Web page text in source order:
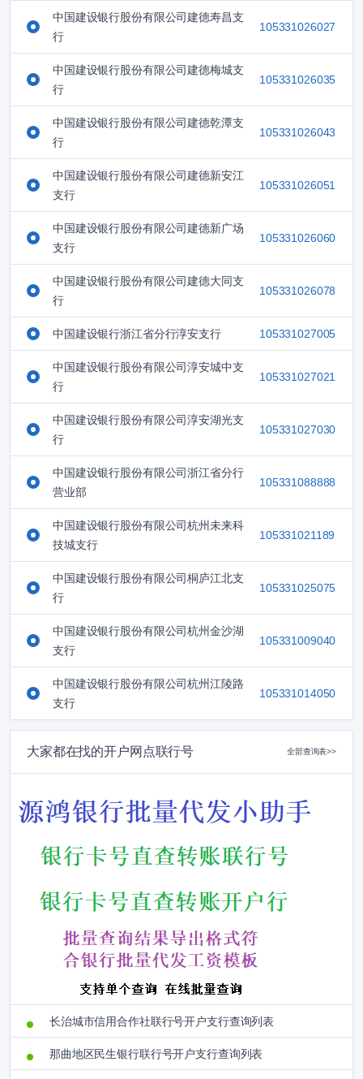
中国建设银行股份有限公司建德寿昌支
行
105331026027
中国建设银行股份有限公司建德梅城支
行
105331026035
中国建设银行股份有限公司建德乾潭支
行
105331026043
中国建设银行股份有限公司建德新安江
支行
105331026051
中国建设银行股份有限公司建德新广场
支行
105331026060
中国建设银行股份有限公司建德大同支
行
105331026078
中国建设银行浙江省分行淳安支行 105331027005
中国建设银行股份有限公司淳安城中支
行
105331027021
中国建设银行股份有限公司淳安湖光支
行
105331027030
中国建设银行股份有限公司浙江省分行
营业部
105331088888
中国建设银行股份有限公司杭州未来科
技城支行
105331021189
中国建设银行股份有限公司桐庐江北支
行
105331025075
中国建设银行股份有限公司杭州金沙湖
支行
105331009040
中国建设银行股份有限公司杭州江陵路
支行
105331014050
大家都在找的开户网点联行号 全部查询表>>
长治城市信用合作社联行号开户支行查询列表
那曲地区民生银行联行号开户支行查询列表